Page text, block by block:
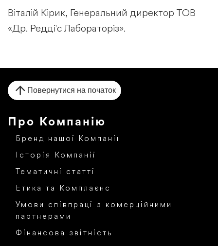
Віталій Кірик, Генеральний директор ТОВ
«Др. Редді'с Лабораторіз».
Про Компанію
Бренд нашої Компанії
Історія Компанії
Тематичні статті
Етика та Комплаєнс
Умови співпраці з комерційними
партнерами
Фінансова звітність
Повернутися на початок